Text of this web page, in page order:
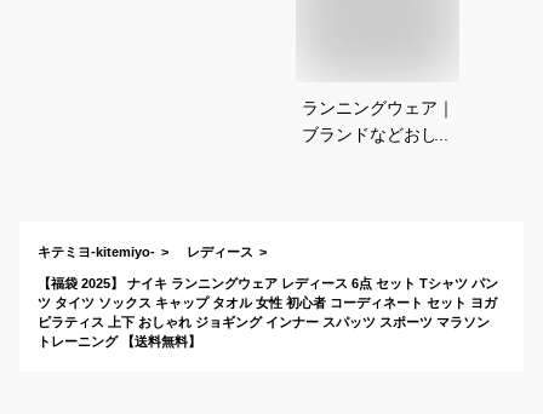
ランニングウェア｜
ブランドなどおしゃ
キテミヨ-kitemiyo- レディース
【福袋 2025】 ナイキ ランニングウェア レディース 6点 セット Tシャツ パン
ツ タイツ ソックス キャップ タオル 女性 初心者 コーディネート セット ヨガ
ピラティス 上下 おしゃれ ジョギング インナー スパッツ スポーツ マラソン
トレーニング 【送料無料】